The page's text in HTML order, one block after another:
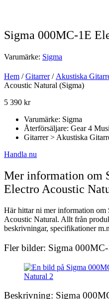
Sigma 000MC-1E
Varumärke: Sigma
Hem /Gitarrer/Akustiska
Acoustic Natural (Sigma)
5 390 kr
Varumärke: Sigma
Återförsäljare: Gear 4
Gitarrer > Akustiska
Handla nu
Mer information om
Electro Acoustic
Här hittar ni mer information
Acoustic Natural. Allt från
beskrivningar, specifikationer
Fler bilder: Sigma
Beskrivning: Sigma